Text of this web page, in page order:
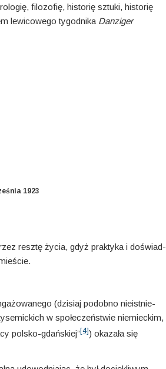
filozofię, historię sztuki, historię
lewicowego tygodnika Danziger
1923
resztę życia, gdyż praktyka i doświad­
(dzisiaj podobno nieistnie­
w społeczeństwie niemieckim,
polsko-gdańskiej” [4]) okazała się